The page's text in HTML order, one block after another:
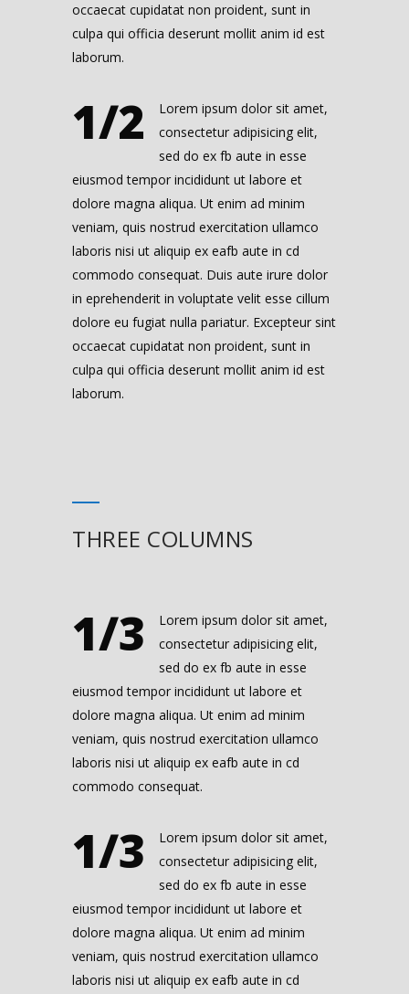
occaecat cupidatat non proident, sunt in
culpa qui officia deserunt mollit anim id est
laborum.
1/2
Lorem ipsum dolor sit amet,
consectetur adipisicing elit,
sed do ex fb aute in esse
eiusmod tempor incididunt ut labore et
dolore magna aliqua. Ut enim ad minim
veniam, quis nostrud exercitation ullamco
laboris nisi ut aliquip ex eafb aute in cd
commodo consequat. Duis aute irure dolor
in eprehenderit in voluptate velit esse cillum
dolore eu fugiat nulla pariatur. Excepteur sint
occaecat cupidatat non proident, sunt in
culpa qui officia deserunt mollit anim id est
laborum.
THREE COLUMNS
1/3
Lorem ipsum dolor sit amet,
consectetur adipisicing elit,
sed do ex fb aute in esse
eiusmod tempor incididunt ut labore et
dolore magna aliqua. Ut enim ad minim
veniam, quis nostrud exercitation ullamco
laboris nisi ut aliquip ex eafb aute in cd
commodo consequat.
1/3
Lorem ipsum dolor sit amet,
consectetur adipisicing elit,
sed do ex fb aute in esse
eiusmod tempor incididunt ut labore et
dolore magna aliqua. Ut enim ad minim
veniam, quis nostrud exercitation ullamco
laboris nisi ut aliquip ex eafb aute in cd